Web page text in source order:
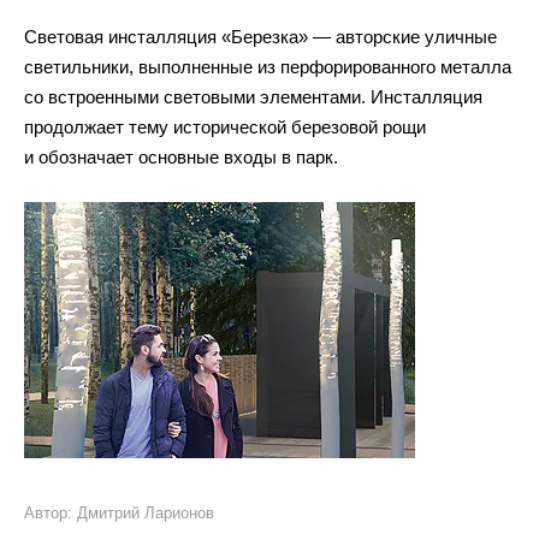
Световая инсталляция «Березка» — авторские уличные
светильники, выполненные из перфорированного металла
со встроенными световыми элементами. Инсталляция
продолжает тему исторической березовой рощи
и обозначает основные входы в парк.
Автор: Дмитрий Ларионов